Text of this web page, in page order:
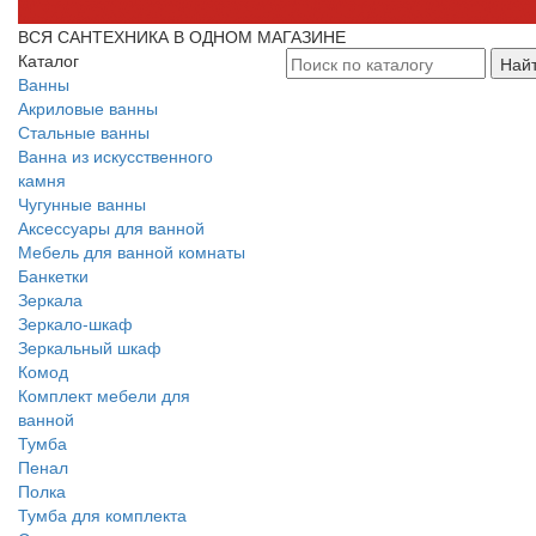
ВСЯ САНТЕХНИКА В ОДНОМ МАГАЗИНЕ
Каталог
Ванны
Акриловые ванны
Стальные ванны
Ванна из искусственного
камня
Чугунные ванны
Аксессуары для ванной
Мебель для ванной комнаты
Банкетки
Зеркала
Зеркало-шкаф
Зеркальный шкаф
Комод
Комплект мебели для
ванной
Тумба
Пенал
Полка
Тумба для комплекта